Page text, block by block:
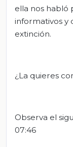
ella nos habló
informativos y
extinción.
¿La quieres
Observa el
07:46